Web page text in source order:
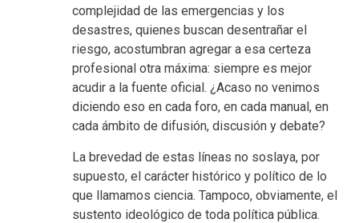
complejidad de las emergencias y los
desastres, quienes buscan desentrañar el
riesgo, acostumbran agregar a esa certeza
profesional otra máxima: siempre es mejor
acudir a la fuente oficial. ¿Acaso no venimos
diciendo eso en cada foro, en cada manual, en
cada ámbito de difusión, discusión y debate?
La brevedad de estas líneas no soslaya, por
supuesto, el carácter histórico y político de lo
que llamamos ciencia. Tampoco, obviamente, el
sustento ideológico de toda política pública.